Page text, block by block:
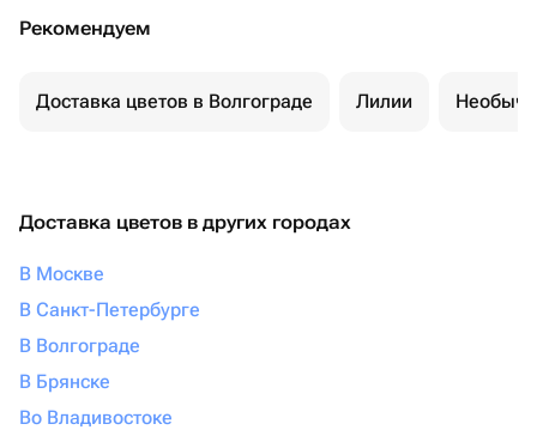
Рекомендуем
Доставка цветов в Волгограде Лилии
Доставка цветов в других городах
В Москве
В Санкт-Петербурге
В Волгограде
В Брянске
Во Владивостоке